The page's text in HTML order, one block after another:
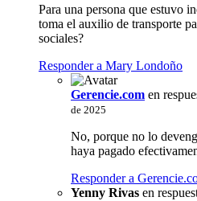
Para una persona que estuvo
toma el auxilio de transporte
sociales?
Responder a Mary Londoño
Gerencie.com en
de 2025
No, porque no lo
haya pagado
Responder a
Yenny Rivas en